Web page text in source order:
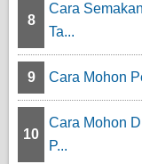
8
Cara
Ta...
9 Cara Mohon
10
Cara Mohon
P...